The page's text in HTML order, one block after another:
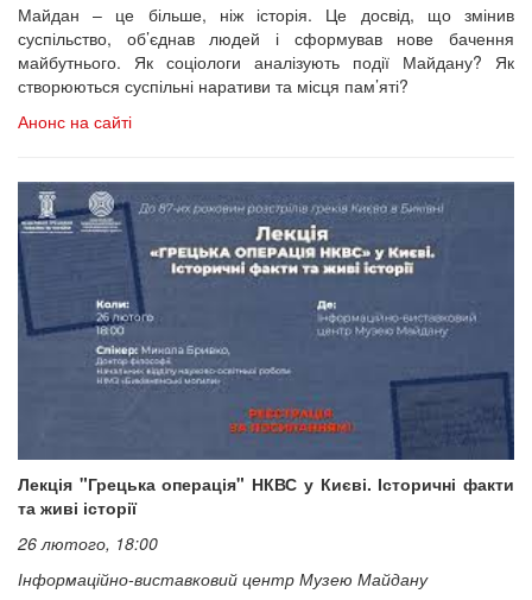
Майдан – це більше, ніж історія. Це досвід, що змінив
суспільство, об’єднав людей і сформував нове бачення
майбутнього. Як соціологи аналізують події Майдану? Як
створюються суспільні наративи та місця пам’яті?
Анонс на сайті
Лекція "Грецька операція" НКВС у Києві. Історичні факти
та живі історії
26 лютого, 18:00
Інформаційно-виставковий центр Музею Майдану